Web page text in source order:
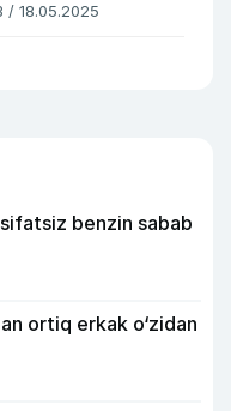
/ 18.05.2025
benzin sabab
ortiq erkak o‘zidan